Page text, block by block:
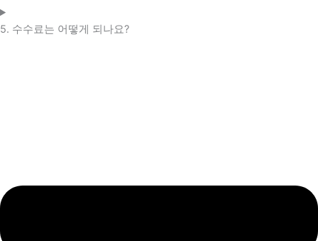
5. 수수료는 어떻게 되나요?